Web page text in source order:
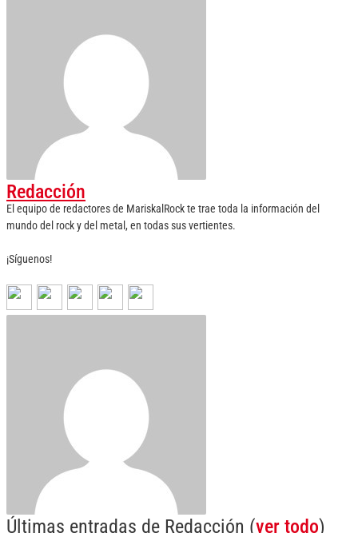
Redacción
El equipo de redactores de MariskalRock te trae toda la información del
mundo del rock y del metal, en todas sus vertientes.
¡Síguenos!
Últimas entradas de Redacción (ver todo)